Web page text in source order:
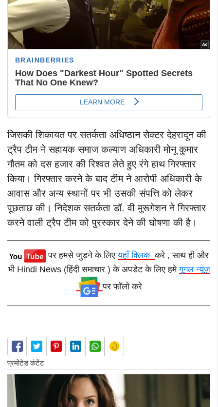
जिसकी शिकायत पर सतर्कता अधिष्ठान सेक्टर देहरादून की
ट्रैप टीम ने सहायक समाज कल्याण अधिकारी मोनू कुमार
गौतम को दस हजार की रिश्वत लेते हुए रंगे हाथ गिरफ्तार
किया। गिरफ्तार करने के बाद टीम ने आरोपी अधिकारी के
आवास और अन्य स्थानों पर भी उसकी संपत्ति को लेकर
पूछताछ की। निदेशक सतर्कता डॉ. वी मुरूगेशन ने गिरफ्तार
करने वाली ट्रैप टीम को पुरस्कार देने की घोषणा की है।
पर हमसे जुड़ने के लिएयहाँ क्लिककरे , साथ ही और
भी Hindi News (हिंदी समाचार ) के अपडेट के लिए हमेगूगल न्यूज़
पर फॉलो करे